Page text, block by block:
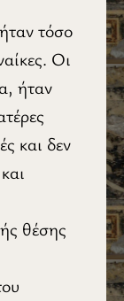
τόσο
Οι
ήταν
και δεν
θέσης